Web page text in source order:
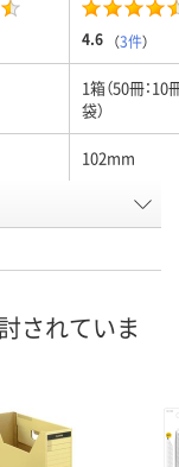
4.6 （3件）
1箱（50冊：
袋）
102mm
されていま